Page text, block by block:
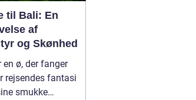
til Bali: En
af
og Skønhed
en ø, der fanger
rejsendes fantasi
smukke